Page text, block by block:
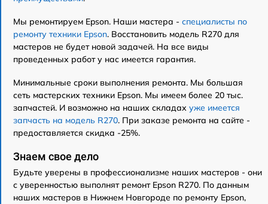
Мы ремонтируем Epson. Наши мастера - специалисты по
ремонту техники Epson. Восстановить модель R270 для
мастеров не будет новой задачей. На все виды
проведенных работ у нас имеется гарантия.
Минимальные сроки выполнения ремонта. Мы большая
сеть мастерских техники Epson. Мы имеем более 20 тыс.
запчастей. И возможно на наших складах уже имеется
запчасть на модель R270. При заказе ремонта на сайте -
предоставляется скидка -25%.
Знаем свое дело
Будьте уверены в профессионализме наших мастеров - они
с уверенностью выполнят ремонт Epson R270. По данным
наших мастеров в Нижнем Новгороде по ремонту Epson,